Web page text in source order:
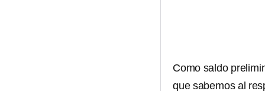
Como saldo
que sabemos al